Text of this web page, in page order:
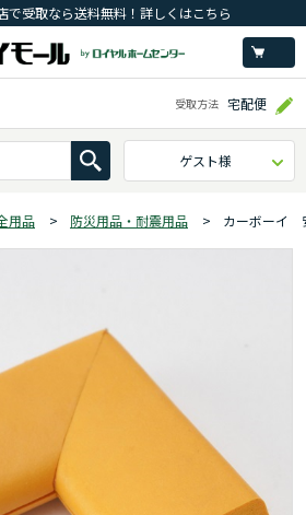
で受取なら送料無料！詳しくはこちら
受取方法 宅配便
ゲスト様
用品 > 防災用品・耐震用品 > カーボーイ